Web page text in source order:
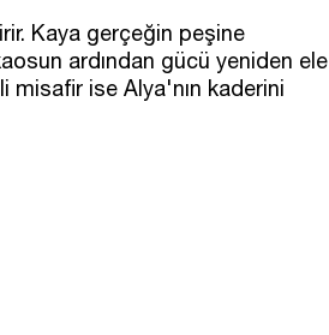
Kaya gerçeğin peşine
ardından gücü yeniden ele
misafir ise Alya'nın kaderini